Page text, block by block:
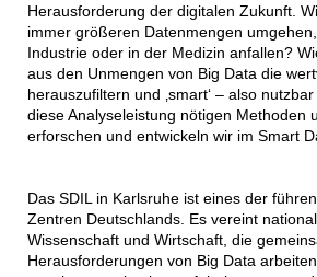
Herausforderung der digitalen Zukunft.
immer größeren Datenmengen
Industrie oder in der Medizin anfallen?
aus den Unmengen von Big Data die
herauszufiltern und ‚smart‘ – also
diese Analyseleistung nötigen Methoden
erforschen und entwickeln wir im Smart
Das SDIL in Karlsruhe ist eines der
Zentren Deutschlands. Es vereint
Wissenschaft und Wirtschaft, die
Herausforderungen von Big Data